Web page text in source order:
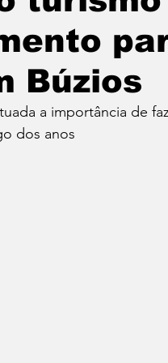
BRAGA
Búzios
a importância de
dos anos